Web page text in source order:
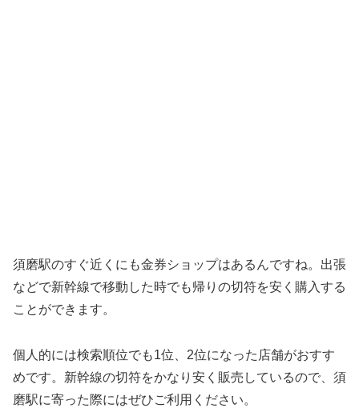
須磨駅のすぐ近くにも金券ショップはあるんですね。出張
などで新幹線で移動した時でも帰りの切符を安く購入する
ことができます。
個人的には検索順位でも1位、2位になった店舗がおすす
めです。新幹線の切符をかなり安く販売しているので、須
磨駅に寄った際にはぜひご利用ください。